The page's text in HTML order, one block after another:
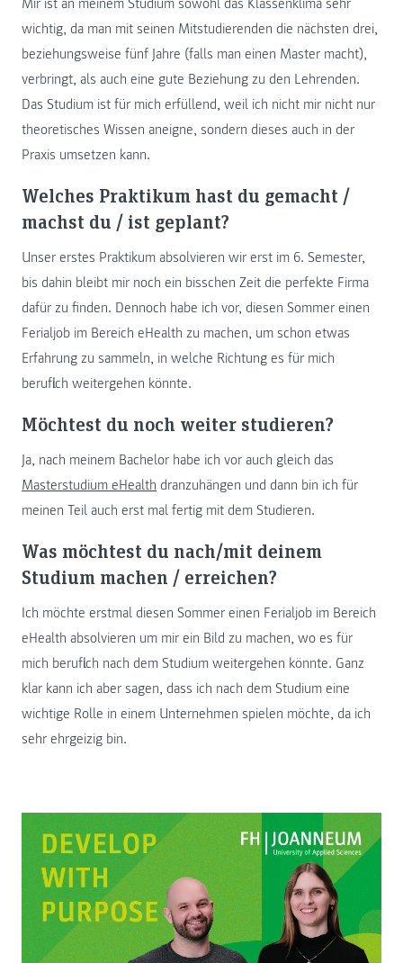
Mir ist an meinem Studium sowohl das Klassenklima sehr
wichtig, da man mit seinen Mitstudierenden die nächsten drei,
beziehungsweise fünf Jahre (falls man einen Master macht),
verbringt, als auch eine gute Beziehung zu den Lehrenden.
Das Studium ist für mich erfüllend, weil ich nicht mir nicht nur
theoretisches Wissen aneigne, sondern dieses auch in der
Praxis umsetzen kann.
Welches Praktikum hast du gemacht /
machst du / ist geplant?
Unser erstes Praktikum absolvieren wir erst im 6. Semester,
bis dahin bleibt mir noch ein bisschen Zeit die perfekte Firma
dafür zu finden. Dennoch habe ich vor, diesen Sommer einen
Ferialjob im Bereich eHealth zu machen, um schon etwas
Erfahrung zu sammeln, in welche Richtung es für mich
beruflich weitergehen könnte.
Möchtest du noch weiter studieren?
Ja, nach meinem Bachelor habe ich vor auch gleich das
Masterstudium eHealth dranzuhängen und dann bin ich für
meinen Teil auch erst mal fertig mit dem Studieren.
Was möchtest du nach/mit deinem
Studium machen / erreichen?
Ich möchte erstmal diesen Sommer einen Ferialjob im Bereich
eHealth absolvieren um mir ein Bild zu machen, wo es für
mich beruflich nach dem Studium weitergehen könnte. Ganz
klar kann ich aber sagen, dass ich nach dem Studium eine
wichtige Rolle in einem Unternehmen spielen möchte, da ich
sehr ehrgeizig bin.